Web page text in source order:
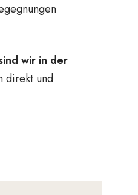
wir in der
direkt und